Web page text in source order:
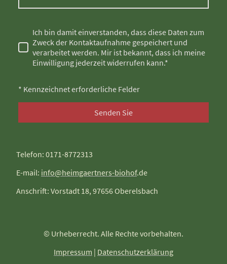
Ich bin damit einverstanden, dass diese Daten zum
Zweck der Kontaktaufnahme gespeichert und
verarbeitet werden. Mir ist bekannt, dass ich meine
Einwilligung jederzeit widerrufen kann.*
* Kennzeichnet erforderliche Felder
Senden Sie
Telefon: 0171-8772313
E-mail: info@heimgaertners-biohof.de
Anschrift: Vorstadt 18, 97656 Oberelsbach
© Urheberrecht. Alle Rechte vorbehalten.
Impressum | Datenschutzerklärung